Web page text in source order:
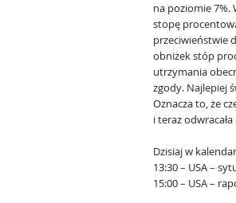
na poziomie 7%.
stopę
przeciwieństwie
obniżek stóp
utrzymania
zgody. Najlepiej
Oznacza to, że
i teraz
Dzisiaj w
13:30 – USA –
15:00 – USA –